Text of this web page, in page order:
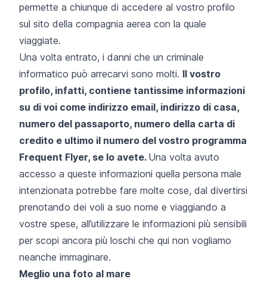
permette a chiunque di accedere al vostro profilo
sul sito della compagnia aerea con la quale
viaggiate.
Una volta entrato, i danni che un criminale
informatico può arrecarvi sono molti. Il vostro
profilo, infatti, contiene tantissime informazioni
su di voi come indirizzo email, indirizzo di casa,
numero del passaporto, numero della carta di
credito e ultimo il numero del vostro programma
Frequent Flyer, se lo avete. Una volta avuto
accesso a queste informazioni quella persona male
intenzionata potrebbe fare molte cose, dal divertirsi
prenotando dei voli a suo nome e viaggiando a
vostre spese, all’utilizzare le informazioni più sensibili
per scopi ancora più loschi che qui non vogliamo
neanche immaginare.
Meglio una foto al mare